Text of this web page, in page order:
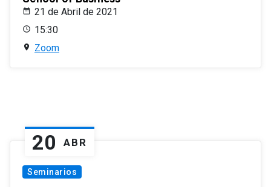
21 de Abril de 2021
15:30
Zoom
20 ABR
Seminarios